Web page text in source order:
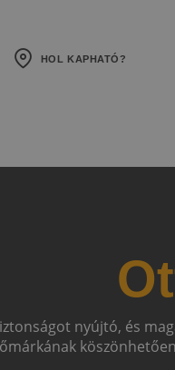
HOL KAPHATÓ?
nyújtó, és